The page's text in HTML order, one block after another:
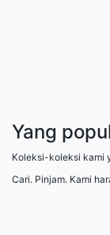
Yang
Koleksi-koleksi kami
Cari. Pinjam. Kami